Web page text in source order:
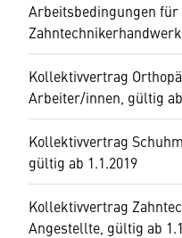
Arbeitsbedingungen für
Zahntechnikerhandwerk
Kollektivvertrag
Arbeiter/innen, gültig
Kollektivvertrag
gültig ab 1.1.2019
Kollektivvertrag
Angestellte, gültig ab